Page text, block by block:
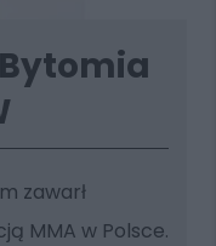
zawarł
MMA w Polsce.